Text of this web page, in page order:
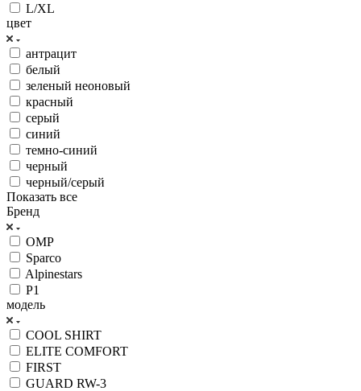
L/XL
цвет
антрацит
белый
зеленый неоновый
красный
серый
синий
темно-синий
черный
черный/серый
Показать все
Бренд
OMP
Sparco
Alpinestars
P1
модель
COOL SHIRT
ELITE COMFORT
FIRST
GUARD RW-3